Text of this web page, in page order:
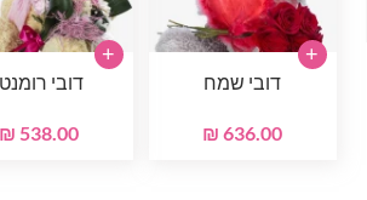
דובי שמח
636.00 ₪
+
דובי
538.00 ₪
+